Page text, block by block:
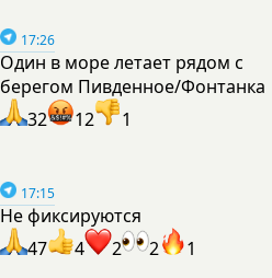
17:26
Один в море летает рядом с
берегом Пивденное/Фонтанка
32
12 1
17:15
Не фиксируются
47
4 2 2 1